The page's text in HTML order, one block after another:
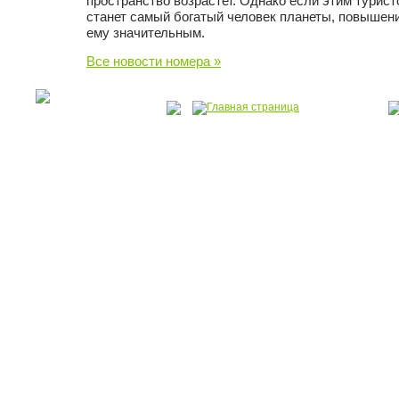
станет самый богатый человек планеты,
ему значительным.
Все новости номера »